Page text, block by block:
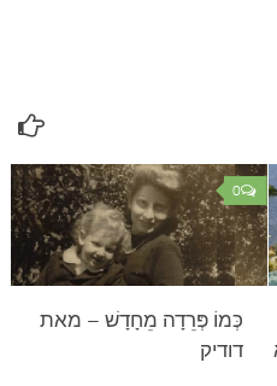
0
כְּמוֹ פְּרֵדָה מֵחָדָשׁ – מאת
דודיק